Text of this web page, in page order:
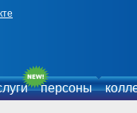
персоны